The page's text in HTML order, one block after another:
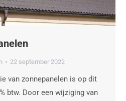
22 september 2022
van zonnepanelen is op dit
btw. Door een wijziging van